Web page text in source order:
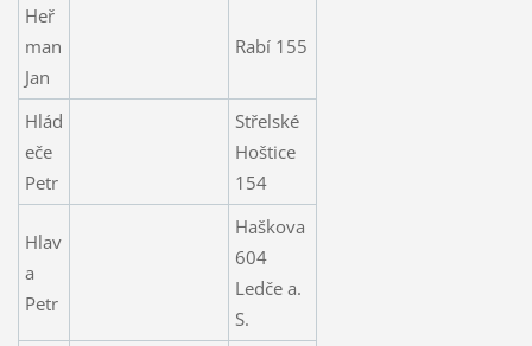
Heř
man
Jan
Rabí 155
Hlád
eče
Petr
Střelské
Hoštice
154
Hlav
a
Petr
Haškova
604
Ledče a.
S.